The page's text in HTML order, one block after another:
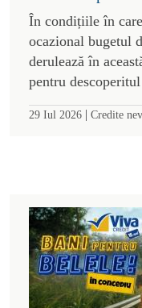
În condițiile în
ocazional bugetul
derulează în
pentru
29 Iul 2026 | Credite